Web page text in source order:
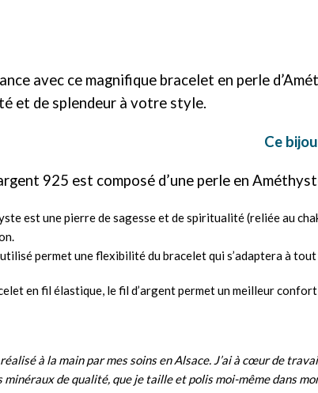
avec ce magnifique bracelet en perle
et de splendeur à votre style.
Ce
925 est composé d’une perle en
est une pierre de sagesse et de spiritualité (reliée au
permet une flexibilité du bracelet qui s’adaptera à
en fil élastique, le fil d’argent permet un meilleur
à la main par mes soins en Alsace. J’ai à cœur de
minéraux de qualité, que je taille et polis moi-même dans